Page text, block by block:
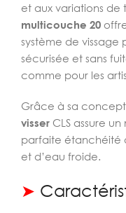
et aux variations
multicouche 20
système de vissage
sécurisée et sans
comme pour les
Grâce à sa
visser CLS assure
parfaite étanchéité
et d’eau froide.
➤